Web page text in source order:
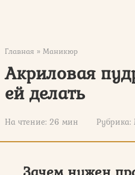
Главная » Маникюр
Акриловая
ей делать
На чтение: 26 мин Рубрика: